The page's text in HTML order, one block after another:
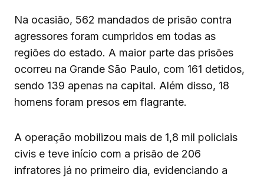
Na ocasião, 562 mandados de prisão contra
agressores foram cumpridos em todas as
regiões do estado. A maior parte das prisões
ocorreu na Grande São Paulo, com 161 detidos,
sendo 139 apenas na capital. Além disso, 18
homens foram presos em flagrante.
A operação mobilizou mais de 1,8 mil policiais
civis e teve início com a prisão de 206
infratores já no primeiro dia, evidenciando a